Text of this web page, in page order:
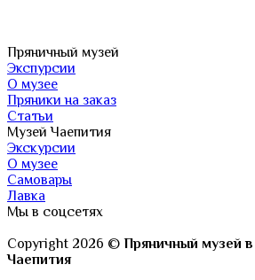
Пряничный музей
Экспурсии
О музее
Пряники на заказ
Статьи
Музей Чаепития
Экскурсии
О музее
Самовары
Лавка
Мы в соцсетях
Copyright 2026 © Пряничный музей
Чаепития